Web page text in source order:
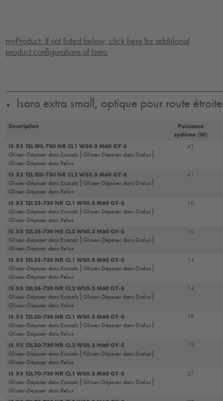
myProduct: If not listed below, click here for additional
product configurations of Isaro
▼ Isaro extra small, optique pour route étroite
Description
Puissance
système (W)
IS XS 12L105-730 NR CL1 WS0.3 M60 GY-S
Glisser-Déposer dans Ecocalc Glisser-Déposer dans Dialux
Glisser-Déposer dans Relux
41
IS XS 12L105-730 NR CL2 WS0.3 M60 GY-S
Glisser-Déposer dans Ecocalc Glisser-Déposer dans Dialux
Glisser-Déposer dans Relux
41
IS XS 12L25-730 NR CL1 WS0.3 M60 GY-S
Glisser-Déposer dans Ecocalc Glisser-Déposer dans Dialux
Glisser-Déposer dans Relux
10
IS XS 12L25-730 NR CL2 WS0.3 M60 GY-S
Glisser-Déposer dans Ecocalc Glisser-Déposer dans Dialux
Glisser-Déposer dans Relux
10
IS XS 12L35-730 NR CL1 WS0.3 M60 GY-S
Glisser-Déposer dans Ecocalc Glisser-Déposer dans Dialux
Glisser-Déposer dans Relux
14
IS XS 12L35-730 NR CL2 WS0.3 M60 GY-S
Glisser-Déposer dans Ecocalc Glisser-Déposer dans Dialux
Glisser-Déposer dans Relux
14
IS XS 12L50-730 NR CL1 WS0.3 M60 GY-S
Glisser-Déposer dans Ecocalc Glisser-Déposer dans Dialux
Glisser-Déposer dans Relux
19
IS XS 12L50-730 NR CL2 WS0.3 M60 GY-S
Glisser-Déposer dans Ecocalc Glisser-Déposer dans Dialux
Glisser-Déposer dans Relux
19
IS XS 12L70-730 NR CL1 WS0.3 M60 GY-S
Glisser-Déposer dans Ecocalc Glisser-Déposer dans Dialux
Glisser-Déposer dans Relux
27